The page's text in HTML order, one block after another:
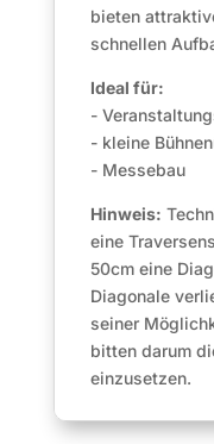
bieten
schnellen
Ideal für:
-
- kleine
- Messebau
Hinweis:
eine
50cm eine
Diagonale
seiner
bitten darum
einzusetzen.